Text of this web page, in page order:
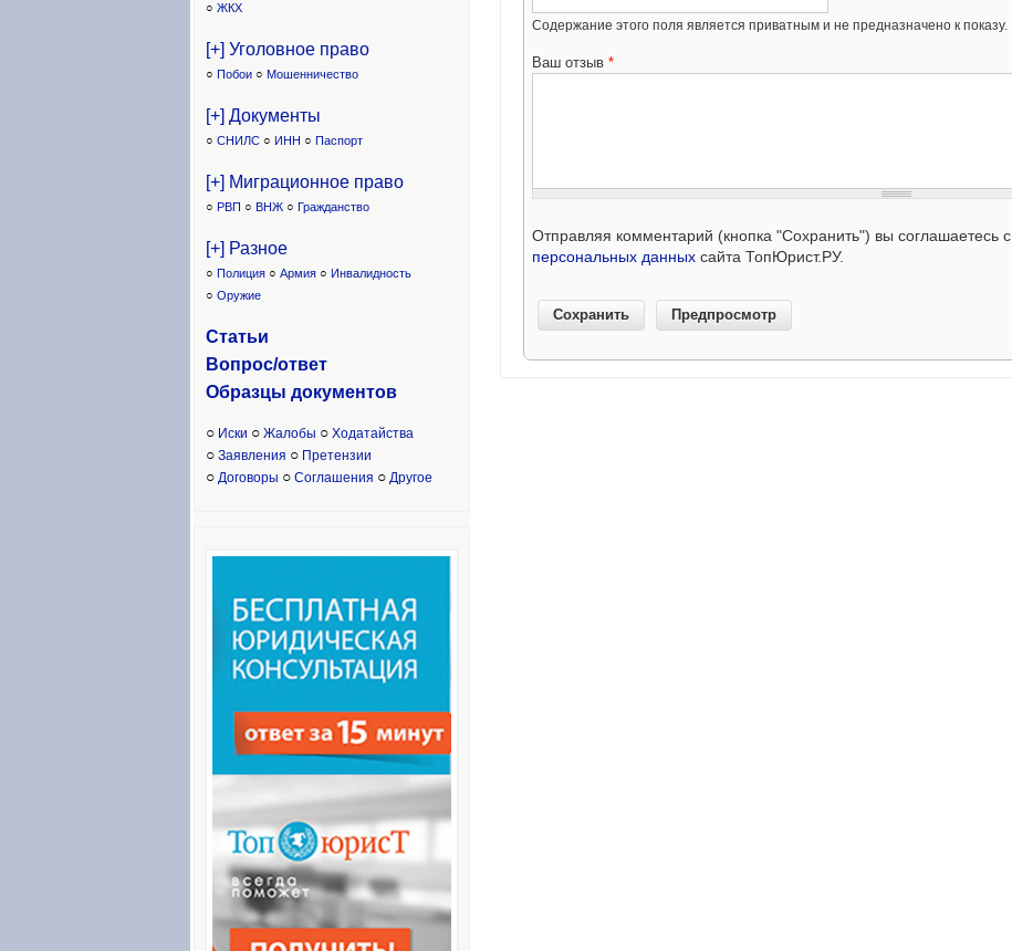
Содержание этого поля является приватным и не предназначено к показу.
Ваш отзыв *
Отправляя комментарий (кнопка "Сохранить") вы соглашаетесь с
персональных данных сайта ТопЮрист.РУ.
○ ЖКХ
[+] Уголовное право
○ Побои ○ Мошенничество
[+] Документы
○ СНИЛС ○ ИНН ○ Паспорт
[+] Миграционное право
○ РВП ○ ВНЖ ○ Гражданство
[+] Разное
○ Полиция ○ Армия ○ Инвалидность
○ Оружие
Статьи
Вопрос/ответ
Образцы документов
○ Иски ○ Жалобы ○ Ходатайства
○ Заявления ○ Претензии
○ Договоры ○ Соглашения ○ Другое